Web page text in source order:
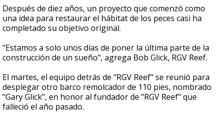
Después de diez años, un proyecto que comenzó como
una idea para restaurar el hábitat de los peces casi ha
completado su objetivo original.
"Estamos a solo unos días de poner la última parte de la
construcción de un sueño", agrega Bob Glick, RGV Reef.
El martes, el equipo detrás de "RGV Reef" se reunió para
desplegar otro barco remolcador de 110 pies, nombrado
"Gary Glick", en honor al fundador de "RGV Reef" que
falleció el año pasado.